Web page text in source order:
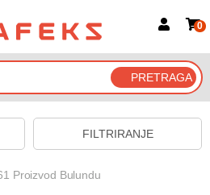
Prijavite se Google nalogom
0
FILTRIRANJE
Proizvod Bulundu